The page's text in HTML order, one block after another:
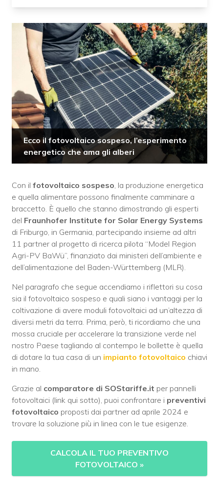
Ecco il fotovoltaico sospeso, l’esperimento
energetico che ama gli alberi
Con il fotovoltaico sospeso, la produzione energetica
e quella alimentare possono finalmente camminare a
braccetto. È quello che stanno dimostrando gli esperti
del Fraunhofer Institute for Solar Energy Systems
di Friburgo, in Germania, partecipando insieme ad altri
11 partner al progetto di ricerca pilota “Model Region
Agri-PV BaWü”, finanziato dai ministeri dell’ambiente e
dell’alimentazione del Baden-Württemberg (MLR).
Nel paragrafo che segue accendiamo i riflettori su cosa
sia il fotovoltaico sospeso e quali siano i vantaggi per la
coltivazione di avere moduli fotovoltaici ad un’altezza di
diversi metri da terra. Prima, però, ti ricordiamo che una
mossa cruciale per accelerare la transizione verde nel
nostro Paese tagliando al contempo le bollette è quella
di dotare la tua casa di un impianto fotovoltaico chiavi
in mano.
Grazie al comparatore di SOStariffe.it per pannelli
fotovoltaici (link qui sotto), puoi confrontare i preventivi
fotovoltaico proposti dai partner ad aprile 2024 e
trovare la soluzione più in linea con le tue esigenze.
CALCOLA IL TUO PREVENTIVO
FOTOVOLTAICO »